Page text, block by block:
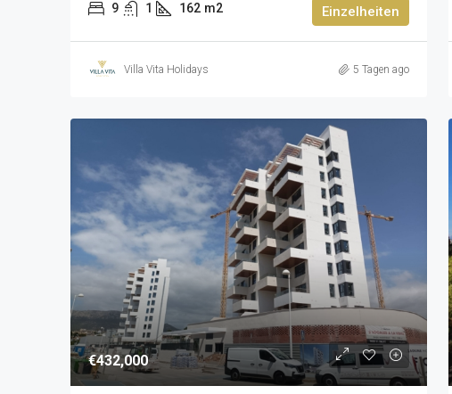
9 1 162 m2 Einzelheiten
Villa Vita Holidays 5 Tagen ago
€432,000